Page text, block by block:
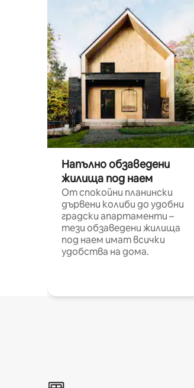
Напълно обзаведени
жилища под наем
От спокойни планински
дървени колиби до удобни
градски апартаменти –
тези обзаведени жилища
под наем имат всички
удобства на дома.